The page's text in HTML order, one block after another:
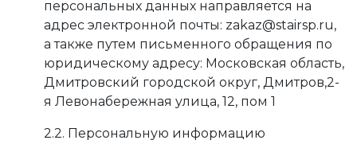
персональных данных направляется на
адрес электронной почты: zakaz@stairsp.ru,
а также путем письменного обращения по
юридическому адресу: Московская область,
Дмитровский городской округ, Дмитров,2-
я Левонабережная улица, 12, пом 1
2.2. Персональную информацию